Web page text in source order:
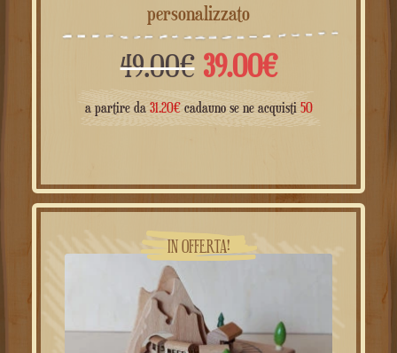
personalizzato
49.00€ Il
prezzo
era:
49.00€.
39.00€Il
prezzo
è:
39.00€.
a partire da 31.20€cadauno se ne acquisti 50
IN OFFERTA!